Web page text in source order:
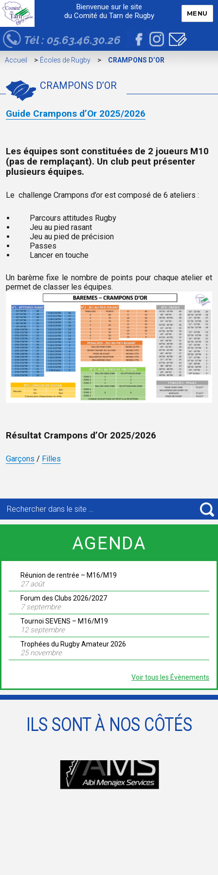
Bienvenue sur le site
du Comité du Tarn de Rugby
Tél : 05.63.46.30.26
MENU
Accueil >Écoles de Rugby > CRAMPONS D’OR
CRAMPONS D’OR
Guide Crampons d’Or 2025/2026
Les équipes sont constituées de 2 joueurs M10
(pas de remplaçant). Un club peut présenter
plusieurs équipes.
Le challenge Crampons d’or est composé de 6 ateliers :
Parcours attitudes Rugby
Jeu au pied rasant
Jeu au pied de précision
Passes
Lancer en touche
Un barème fixe le nombre de points pour chaque atelier et
permet de classer les équipes.
Résultat Crampons d’Or 2025/2026
Garçons / Filles
pour
:
AGENDA
Réunion de rentrée – M16/M19
27 août
Forum des Clubs 2026/2027
7 septembre
Tournoi SEVENS – M16/M19
12 septembre
Trophées du Rugby Amateur 2026
25 novembre
Voir tous les Évènements
ILS SONT À NOS CÔTÉS